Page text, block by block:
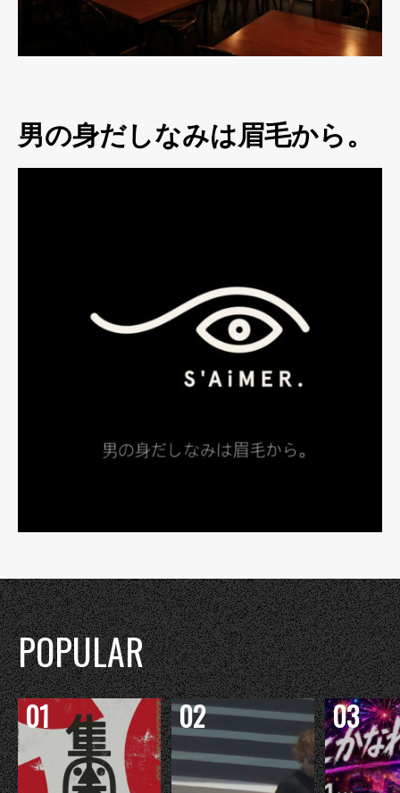
男の身だしなみは眉毛から。
POPULAR